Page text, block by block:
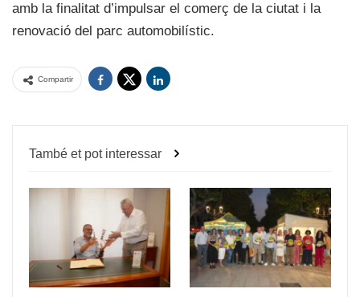
amb la finalitat d’impulsar el comerç de la ciutat i la
renovació del parc automobilístic.
Compartir
També et pot interessar